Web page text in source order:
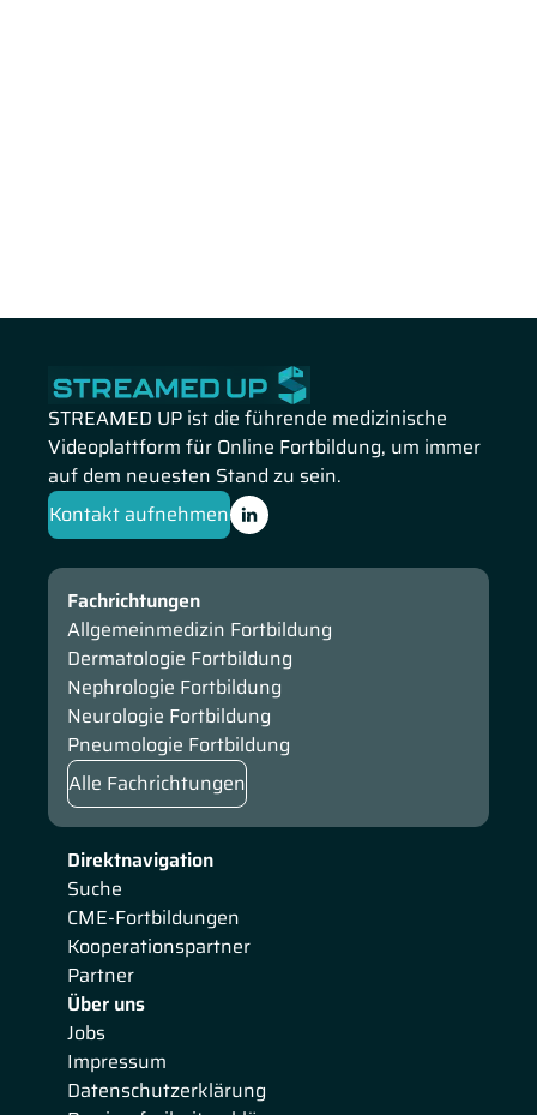
STREAMED UP ist die führende medizinische
Videoplattform für Online Fortbildung, um immer
auf dem neuesten Stand zu sein.
Kontakt aufnehmen
Direktnavigation
Suche
CME-Fortbildungen
Kooperationspartner
Partner
Über uns
Jobs
Impressum
Datenschutzerklärung
Fachrichtungen
Allgemeinmedizin Fortbildung
Dermatologie Fortbildung
Nephrologie Fortbildung
Neurologie Fortbildung
Pneumologie Fortbildung
Alle Fachrichtungen